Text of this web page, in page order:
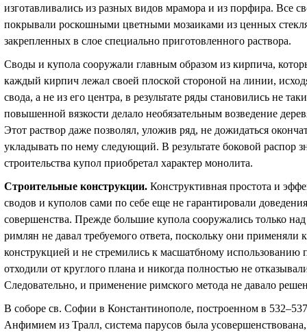
изготавливались из разных видов мрамора и из порфира. Все
покрывали роскошными цветными мозаиками из ценных
закрепленных в слое специально приготовленного раствора.
Своды и купола сооружали главным образом из кирпича,
каждый кирпич лежал своей плоской стороной на линии,
свода, а не из его центра, в результате ряды становились не
повышенной вязкости делало необязательным возведение
Этот раствор даже позволял, уложив ряд, не дожидаться
укладывать по нему следующий. В результате боковой распор
строительства купол приобретал характер монолита.
Строительные конструкции. Конструктивная простота и
сводов и куполов сами по себе еще не гарантировали
совершенства. Прежде большие купола сооружались только
римлян не давал требуемого ответа, поскольку они применяли
конструкцией и не стремились к масшатбному
отходили от круглого плана и никогда полностью не
Следовательно, и применение римского метода не давало
В соборе св. Софии в Константинополе, построенном в
Анфимием из Тралл, система парусов была